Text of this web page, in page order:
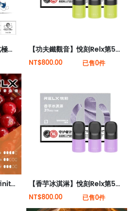
【西瓜冰】新西蘭Zgar北極熊煙彈（適配RELX 5代4代煙桿） 【功夫鐵觀音】悅刻Relx第5代幻影霧化煙彈 幽蘭茶韻
NT$800.00 已售0件
【莓果】全新現貨悅刻infinity 2六代煙彈(煙彈x1)(通用Relx 4, 5代主機) 【香芋冰淇淋】悅刻Relx第5代幻影霧化煙彈
NT$800.00 已售0件